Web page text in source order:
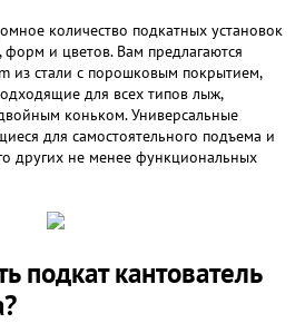
количество подкатных установок
и цветов. Вам предлагаются
из стали с порошковым покрытием,
для всех типов лыж,
коньком. Универсальные
для самостоятельного подъема и
других не менее функциональных
подкат кантователь